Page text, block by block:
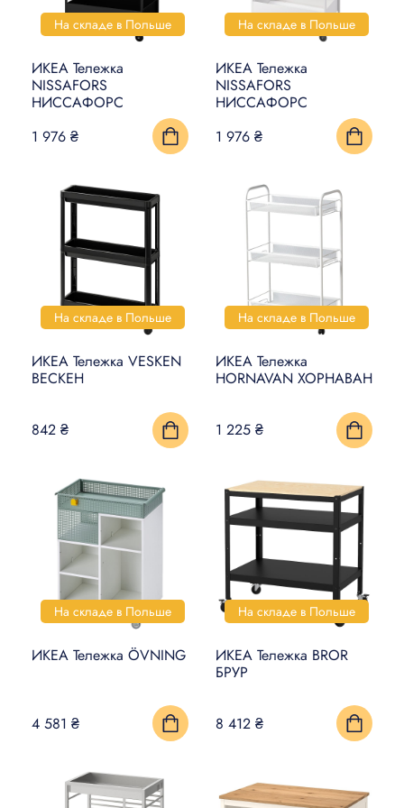
УМНЫЙ ДОМ
КОВРЫ, МАТЫ И ПОЛЫ
БЫТОВАЯ ЭЛЕКТРОНИКА
ТОВАРЫ ДЛЯ ЖИВОТНЫХ
На складе в Польше
ИКЕА Тележка
NISSAFORS
НИССАФОРС
1 976 ₴
На складе в Польше
ИКЕА Тележка
NISSAFORS
НИССАФОРС
1 976 ₴
На складе в Польше
ИКЕА Тележка VESKEN
ВЕСКЕН
842 ₴
На складе в Польше
ИКЕА Тележка
HORNAVAN ХОРНАВАН
1 225 ₴
На складе в Польше
ИКЕА Тележка ÖVNING
4 581 ₴
На складе в Польше
ИКЕА Тележка BROR
БРУР
8 412 ₴